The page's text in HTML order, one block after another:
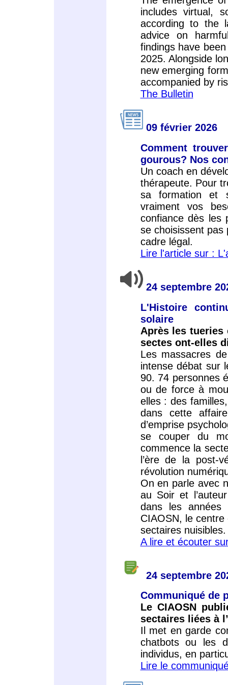
includes virtual,
according to the
advice on
findings have
2025. Alongside
new emerging
accompanied by
The Bulletin
09 février 2026
Comment
gourous? Nos
Un coach en
thérapeute. Pour
sa formation et
vraiment vos
confiance dès les
se choisissent pas
cadre légal.
Lire l'article sur :
24 septembre
L'Histoire
solaire
Après les tueries
sectes ont-elles
Les massacres
intense débat sur
90. 74 personnes
ou de force à
elles : des
dans cette
d’emprise
se couper du
commence la
l’ère de la post-
révolution
On en parle avec
au Soir et
dans les années
CIAOSN, le centre
sectaires nuisibles.
A lire et écouter
24 septembre
Communiqué de
Le CIAOSN
sectaires liées à
Il met en garde
chatbots ou les
individus, en
Lire le